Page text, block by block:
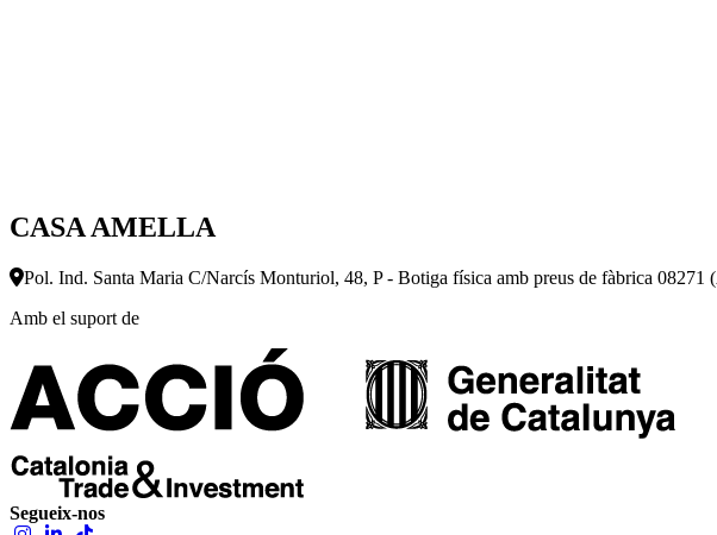
CASA AMELLA
Pol. Ind. Santa Maria C/Narcís Monturiol, 48, P - Botiga física amb preus de fàbrica 08271
Amb el suport de
Segueix-nos